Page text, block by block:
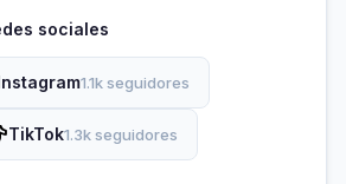
sociales
1.1k seguidores
TikTok1.3k seguidores